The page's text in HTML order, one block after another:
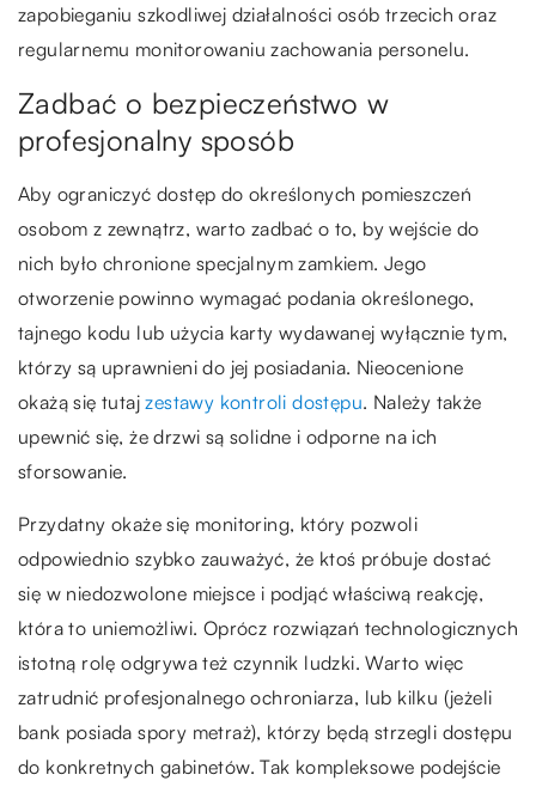
zapobieganiu szkodliwej działalności osób trzecich oraz
regularnemu monitorowaniu zachowania personelu.
Zadbać o bezpieczeństwo w
profesjonalny sposób
Aby ograniczyć dostęp do określonych pomieszczeń
osobom z zewnątrz, warto zadbać o to, by wejście do
nich było chronione specjalnym zamkiem. Jego
otworzenie powinno wymagać podania określonego,
tajnego kodu lub użycia karty wydawanej wyłącznie tym,
którzy są uprawnieni do jej posiadania. Nieocenione
okażą się tutajzestawy kontroli dostępu. Należy także
upewnić się, że drzwi są solidne i odporne na ich
sforsowanie.
Przydatny okaże się monitoring, który pozwoli
odpowiednio szybko zauważyć, że ktoś próbuje dostać
się w niedozwolone miejsce i podjąć właściwą reakcję,
która to uniemożliwi. Oprócz rozwiązań technologicznych
istotną rolę odgrywa też czynnik ludzki. Warto więc
zatrudnić profesjonalnego ochroniarza, lub kilku (jeżeli
bank posiada spory metraż), którzy będą strzegli dostępu
do konkretnych gabinetów. Tak kompleksowe podejście